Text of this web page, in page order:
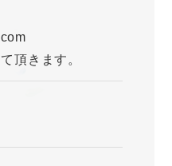
頂きます。